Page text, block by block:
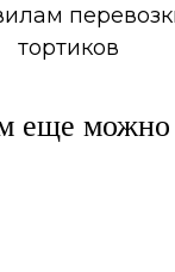
тортиков
еще можно